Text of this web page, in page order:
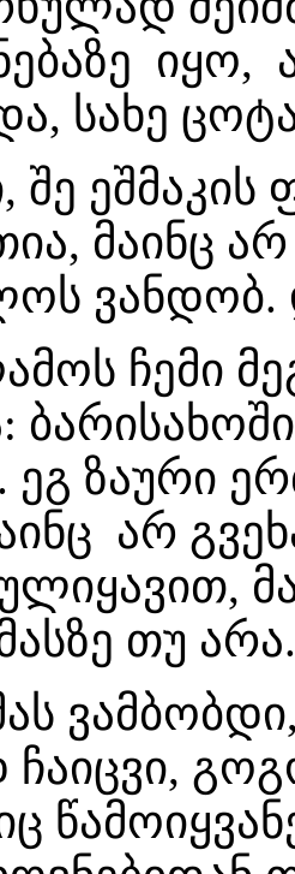
იყო,
სახე
შე
მაინც არ
ვანდობ.
ჩემი
ზაური
არ
თუ არა.